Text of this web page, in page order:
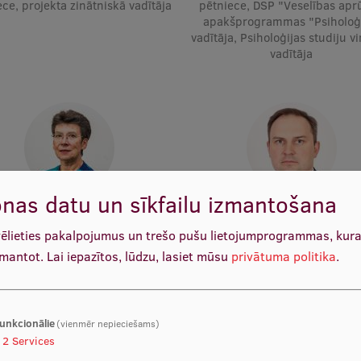
projekta zinātniskā vadītāja
pētniece, DSP "Veselības
apakšprogrammas
vadītāja, Psiholoģijas studiju
vadītāja
Dr. med. Gunta Lazdāne
Docētāja, Vadošais pētnieks
Prof. Māris Taube
Katedras vadītājs, Docētājs,
pētnieks
datu un sīkfailu izmantošana
pakalpojumus un trešo pušu lietojumprogrammas,
Lai iepazītos, lūdzu, lasiet mūsu privātuma politika.
(vienmēr nepieciešams)
2 Services